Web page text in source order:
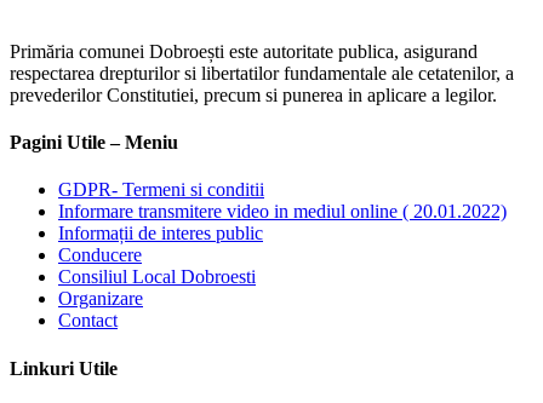
Primăria comunei Dobroești este autoritate publica, asigurand
respectarea drepturilor si libertatilor fundamentale ale cetatenilor, a
prevederilor Constitutiei, precum si punerea in aplicare a legilor.
Pagini Utile – Meniu
GDPR- Termeni si conditii
Informare transmitere video in mediul online ( 20.01.2022)
Informații de interes public
Conducere
Consiliul Local Dobroesti
Organizare
Contact
Linkuri Utile